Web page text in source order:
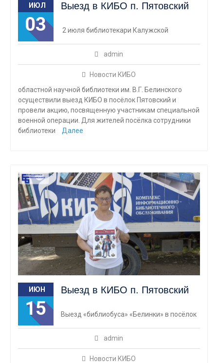
ИЮЛ
03
Выезд в КИБО п. Пятовский
admin
Новости КИБО
2 июля библиотекари Калужской
областной научной библиотеки им. В.Г. Белинского
осуществили выезд КИБО в посёлок Пятовский и
провели акцию, посвященную участникам специальной
военной операции. Для жителей посёлка сотрудники
библиотеки
Далее
ИЮН
15
Выезд в КИБО п. Пятовский
admin
Новости КИБО
Выезд «библиобуса» «Белинки» в посёлок